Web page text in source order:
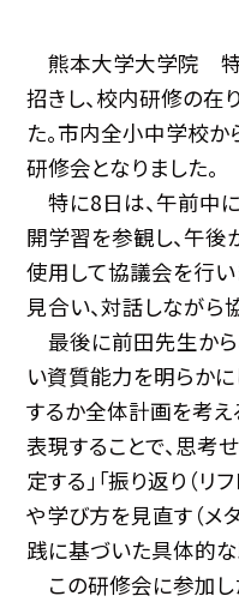
熊本大学大学院
招きし、校内研修の在
た。市内全小中学校か
研修会となりました。
特に8日は、午前中
開学習を参観し、午後
使用して協議会を行い
見合い、対話しながら
最後に前田先生から
い資質能力を明らか
するか全体計画を考え
表現することで、思考
定する」「振り返り（リ
や学び方を見直す（メ
践に基づいた具体的な
この研修会に参加し